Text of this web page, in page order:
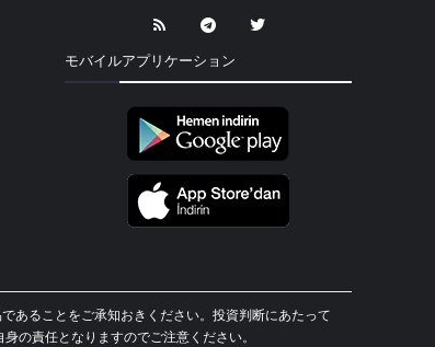
モバイルアプリケーション
あることをご承知おきください。投資判断にあたって
の責任となりますのでご注意ください。